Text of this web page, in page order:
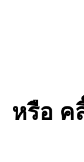
หรือ ค